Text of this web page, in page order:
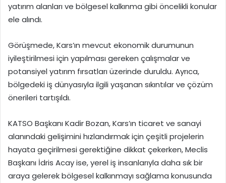
yatırım alanları ve bölgesel kalkınma gibi öncelikli konular
ele alındı.
Görüşmede, Kars’ın mevcut ekonomik durumunun
iyileştirilmesi için yapılması gereken çalışmalar ve
potansiyel yatırım fırsatları üzerinde duruldu. Ayrıca,
bölgedeki iş dünyasıyla ilgili yaşanan sıkıntılar ve çözüm
önerileri tartışıldı.
KATSO Başkanı Kadir Bozan, Kars’ın ticaret ve sanayi
alanındaki gelişimini hızlandırmak için çeşitli projelerin
hayata geçirilmesi gerektiğine dikkat çekerken, Meclis
Başkanı İdris Acay ise, yerel iş insanlarıyla daha sık bir
araya gelerek bölgesel kalkınmayı sağlama konusunda